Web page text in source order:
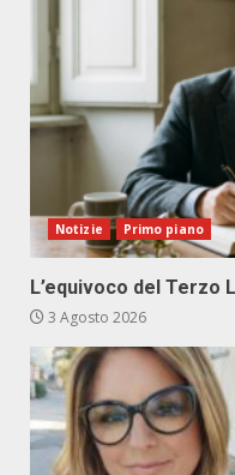
Notizie Primo piano
L’equivoco del Terzo
3 Agosto 2026